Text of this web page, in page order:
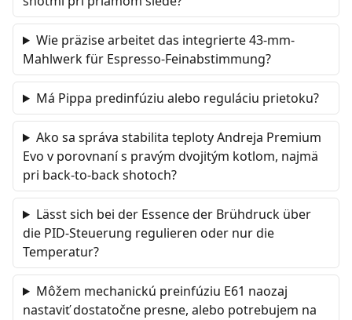
Wie präzise arbeitet das integrierte 43-mm-
Mahlwerk für Espresso-Feinabstimmung?
Má Pippa predinfúziu alebo reguláciu prietoku?
Ako sa správa stabilita teploty Andreja Premium
Evo v porovnaní s pravým dvojitým kotlom, najmä
pri back-to-back shotoch?
Lässt sich bei der Essence der Brühdruck über
die PID-Steuerung regulieren oder nur die
Temperatur?
Môžem mechanickú preinfúziu E61 naozaj
nastaviť dostatočne presne, alebo potrebujem na